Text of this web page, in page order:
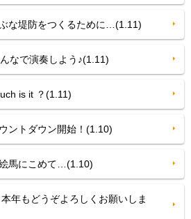
堤防をつくるために…(1.11)
で演奏しよう♪(1.11)
is it ？(1.11)
ントダウン開始！(1.10)
馬にこめて…(1.10)
年もどうぞよろしくお願いしま